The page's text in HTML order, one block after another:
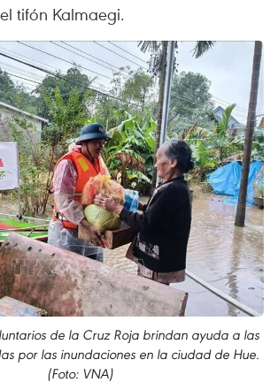
tifón Kalmaegi.
de la Cruz Roja brindan ayuda a las
por las inundaciones en la ciudad de Hue.
(Foto: VNA)